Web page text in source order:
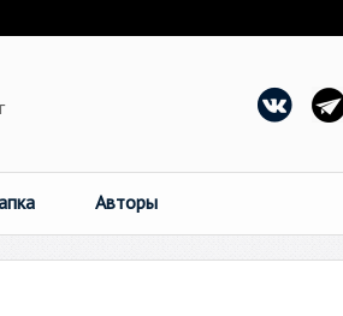
Авторы